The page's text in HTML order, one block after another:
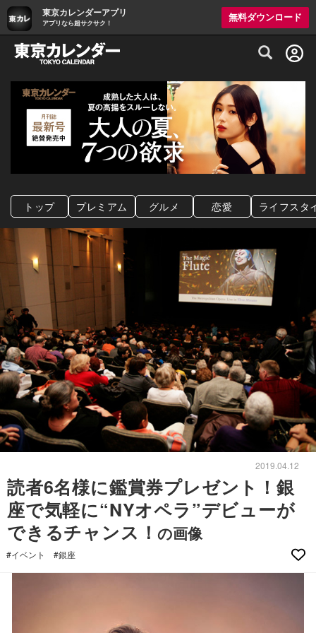
東京カレンダーアプリ
アプリなら超サクサク！
無料ダウンロード
グルメ情報・プレミアムレストラン予約
トップ プレミアム グルメ 恋愛 ライフスタ
2019.04.12
読者6名様に鑑賞券プレゼント！銀
座で気軽に“NYオペラ”デビューが
できるチャンス！の画像
#イベント #銀座